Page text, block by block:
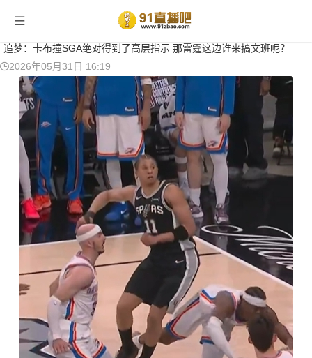
当前位置： 篮球新闻> 正文
追梦：卡布撞SGA绝对得到了高层指示 那雷霆这边谁来搞文班呢？
2026年05月31日 16:19